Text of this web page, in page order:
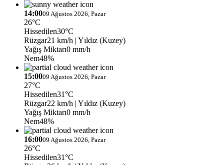
14:0009 Ağustos 2026, Pazar
26°C
Hissedilen30°C
Rüzgar21 km/h | Yıldız (Kuzey)
Yağış Miktarı0 mm/h
Nem48%
15:0009 Ağustos 2026, Pazar
27°C
Hissedilen31°C
Rüzgar22 km/h | Yıldız (Kuzey)
Yağış Miktarı0 mm/h
Nem48%
16:0009 Ağustos 2026, Pazar
26°C
Hissedilen31°C